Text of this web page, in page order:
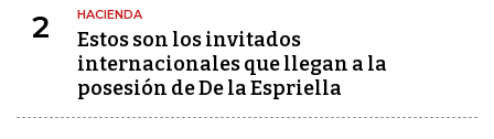
2 HACIENDA
Estos son los invitados
internacionales que llegan a la
posesión de De la Espriella